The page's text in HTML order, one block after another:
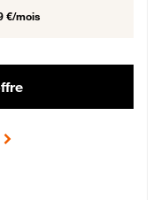
€/mois